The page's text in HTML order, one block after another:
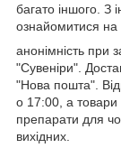
багато іншого. З
ознайомитися на
анонімність при
"Сувеніри".
"Нова пошта".
о 17:00, а
препарати для
вихідних.